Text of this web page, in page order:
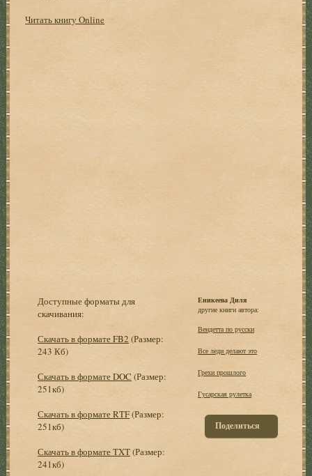
Читать книгу Online
Доступные форматы для
скачивания:
Скачать в формате FB2 (Размер:
243 Кб)
Скачать в формате DOC (Размер:
251кб)
Скачать в формате RTF(Размер:
251кб)
Скачать в формате TXT(Размер:
241кб)
Еникеева Диля
другие книги автора:
Вендетта по русски
Все леди делают это
Грехи прошлого
Гусарская рулетка
Поделиться